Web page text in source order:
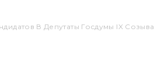
В Депутаты Госдумы IX Созыва